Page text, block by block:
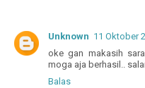
Unknown 11 Oktober
oke gan makasih
moga aja berhasil..
Balas